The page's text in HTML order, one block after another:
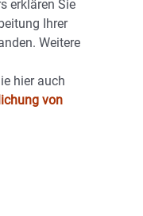
erklären Sie
Ihrer
Weitere
hier auch
von